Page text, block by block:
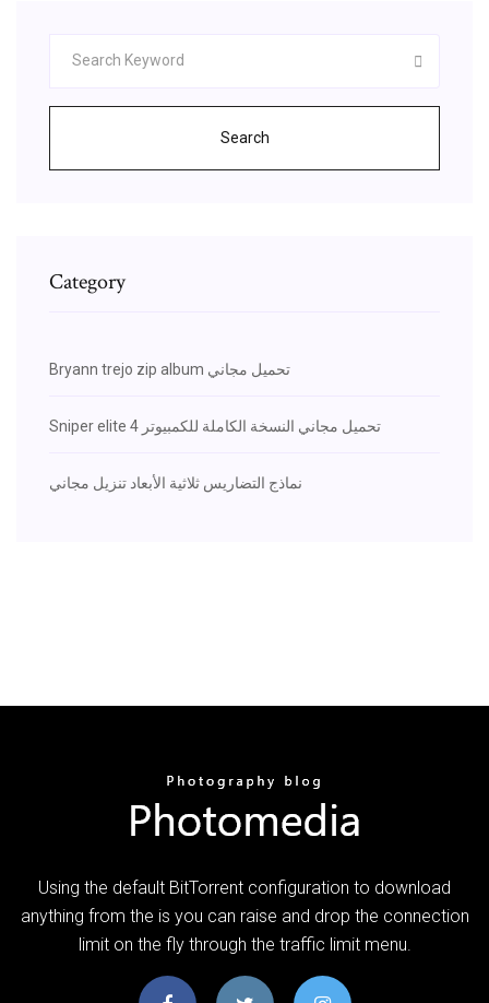
Search
Category
Bryann trejo zip album تحميل مجاني
Sniper elite 4 تحميل مجاني النسخة الكاملة للكمبيوتر
نماذج التضاريس ثلاثية الأبعاد تنزيل مجاني
Using the default BitTorrent configuration to download
anything from the is you can raise and drop the connection
limit on the fly through the traffic limit menu.